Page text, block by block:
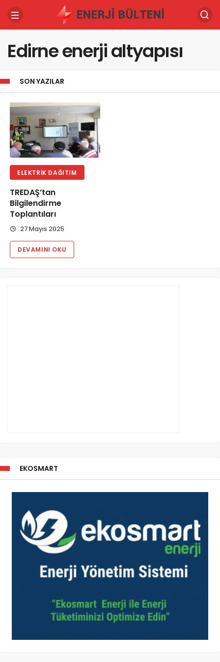
Edirne enerji altyapısı
SON YAZILAR
ELEKTRIK DAĞITIM
TREDAŞ’tan
Bilgilendirme
Toplantıları
27 Mayıs 2025
DEVAMINI OKU
EKOSMART